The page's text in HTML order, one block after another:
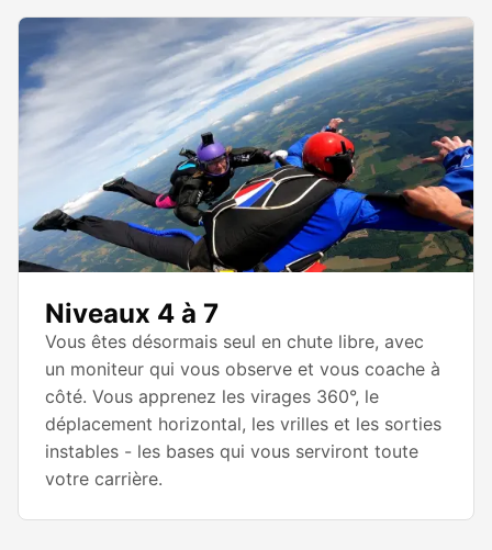
Niveaux 4 à 7
Vous êtes désormais seul en chute libre, avec
un moniteur qui vous observe et vous coache à
côté. Vous apprenez les virages 360°, le
déplacement horizontal, les vrilles et les sorties
instables - les bases qui vous serviront toute
votre carrière.